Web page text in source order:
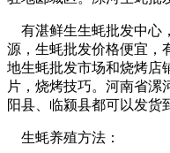
有湛鲜生生蚝批发中心
源，生蚝批发价格便宜，
地生蚝批发市场和烧烤店
片，烧烤技巧。河南省漯
阳县、临颍县都可以发货
生蚝养殖方法：